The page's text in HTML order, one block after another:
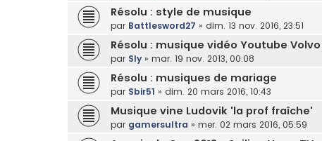
Résolu : style de musique
par Battlesword27 » dim. 13 nov. 2016, 23:51
Résolu : musique vidéo Youtube Volvo
par Sly » mar. 19 nov. 2013, 00:08
Résolu : musiques de mariage
par Sbir51 » dim. 20 mars 2016, 10:43
Musique vine Ludovik 'la prof fraîche'
par gamersultra » mer. 02 mars 2016, 05:59